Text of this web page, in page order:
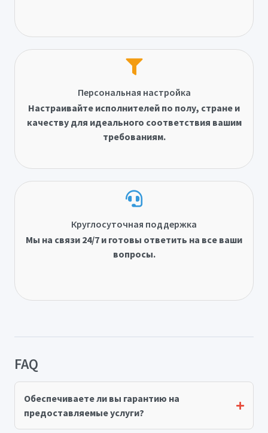
Персональная настройка
Настраивайте исполнителей по полу, стране и
качеству для идеального соответствия вашим
требованиям.
Круглосуточная поддержка
Мы на связи 24/7 и готовы ответить на все ваши
вопросы.
FAQ
Обеспечиваете ли вы гарантию на
предоставляемые услуги?